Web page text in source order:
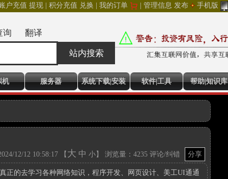
户充值 提现 积分充值 兑换 我的订单 管理信息 发布 手机版
询 翻译
站内搜索
机 服务器 系统下载|安装 软件|工具 帮助|知识库
12/12 10:58:17 【 大 中 小 】 浏览量：4235评论/纠错
分享
正的去学习各种网络知识，程序开发、网页设计、美工UI通通